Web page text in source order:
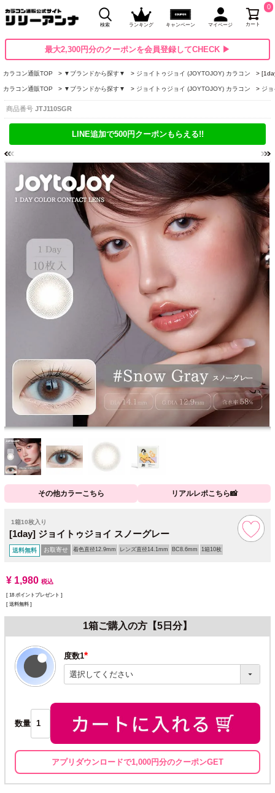
検索 ランキング キャンペーン マイページ カート
0
最大2,300円分のクーポンを会員登録してCHECK ▶
カラコン通販TOP ▼ブランドから探す▼ ジョイトゥジョイ (JOYTOJOY) カラコン
カラコン通販TOP ▼ブランドから探す▼ ジョイトゥジョイ (JOYTOJOY) カラコン ジ
商品番号 JTJ110SGR
LINE追加で500円クーポンもらえる!!
その他カラーこちら リアルレポこちら📸
1箱10枚入り
[1day] ジョイトゥジョイ スノーグレー
送料無料 お取寄せ 着色直径12.9mm レンズ直径14.1mm BC8.6mm 1箱10枚
¥ 1,980 税込
[ 18 ポイントプレゼント ]
送料無料
1箱ご購入の方【5日分】
度数1
(必
須)
数量
アプリダウンロードで1,000円分のクーポンGET